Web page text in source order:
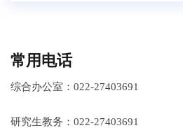
常用电话
综合办公室：022-27403691
研究生教务：022-27403691